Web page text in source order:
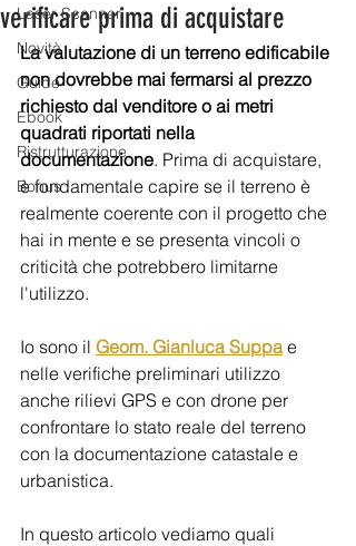
Laser Scanner
Novità
Guide
Ebook
Ristrutturazione
Bonus
verificare prima di acquistare
La valutazione di un terreno edificabile
non dovrebbe mai fermarsi al prezzo
richiesto dal venditore o ai metri
quadrati riportati nella
documentazione. Prima di acquistare,
è fondamentale capire se il terreno è
realmente coerente con il progetto che
hai in mente e se presenta vincoli o
criticità che potrebbero limitarne
l'utilizzo.
Io sono il Geom. Gianluca Suppa e
nelle verifiche preliminari utilizzo
anche rilievi GPS e con drone per
confrontare lo stato reale del terreno
con la documentazione catastale e
urbanistica.
In questo articolo vediamo quali